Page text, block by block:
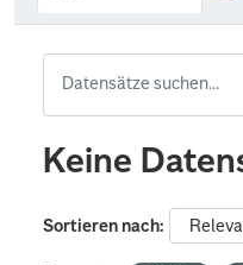
Keine
Sortieren nach